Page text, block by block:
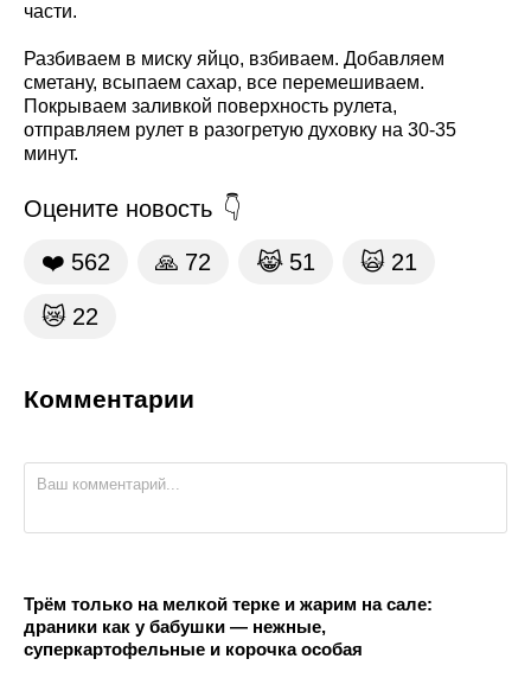
части.
Разбиваем в миску яйцо, взбиваем. Добавляем
сметану, всыпаем сахар, все перемешиваем.
Покрываем заливкой поверхность рулета,
отправляем рулет в разогретую духовку на 30-35
минут.
Оцените новость
❤️ 562 🙏 72 😹 51 🙀 21
😿 22
Комментарии
Трём только на мелкой терке и жарим на сале:
драники как у бабушки — нежные,
суперкартофельные и корочка особая